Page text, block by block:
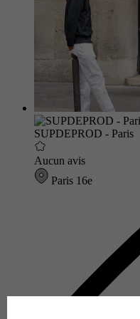
SUPDEPROD - Paris
Aucun avis
Paris 16e